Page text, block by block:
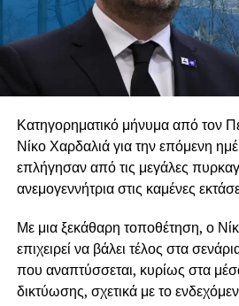
Κατηγορηματικό μήνυμα από τον
Νίκο Χαρδαλιά για την επόμενη
επλήγησαν από τις μεγάλες
ανεμογεννήτρια στις καμένες
Με μια ξεκάθαρη τοποθέτηση, ο
επιχειρεί να βάλει τέλος στα
που αναπτύσσεται, κυρίως στα
δικτύωσης, σχετικά με το